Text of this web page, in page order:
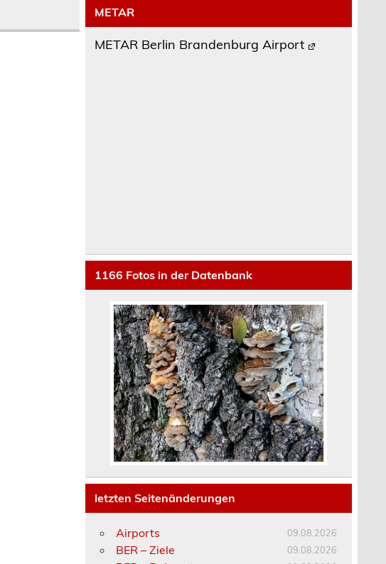
METAR
METAR Berlin Brandenburg Airport
1166 Fotos in der Datenbank
letzten Seitenänderungen
Airports 09.08.2026
BER – Ziele 09.08.2026